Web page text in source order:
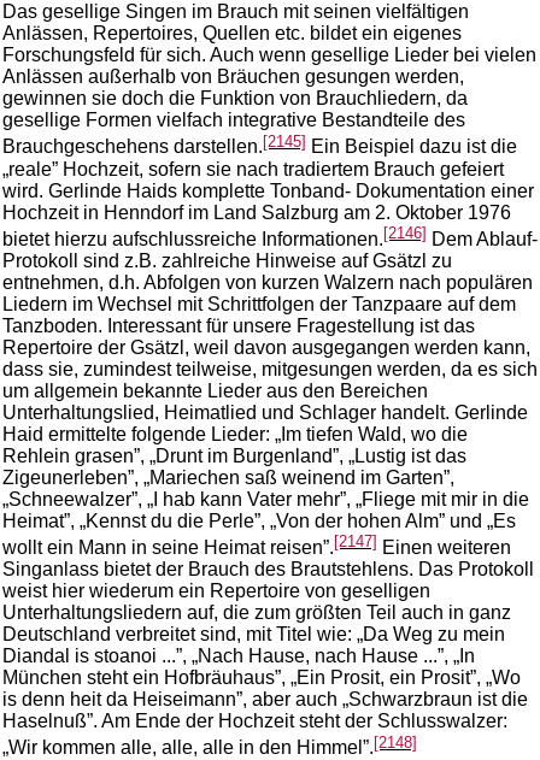
Das gesellige Singen im Brauch mit seinen vielfältigen
Anlässen, Repertoires, Quellen etc. bildet ein eigenes
Forschungsfeld für sich. Auch wenn gesellige Lieder bei vielen
Anlässen außerhalb von Bräuchen gesungen werden,
gewinnen sie doch die Funktion von Brauchliedern, da
gesellige Formen vielfach integrative Bestandteile des
Brauchgeschehens darstellen.[2145] Ein Beispiel dazu ist die
„reale” Hochzeit, sofern sie nach tradiertem Brauch gefeiert
wird. Gerlinde Haids komplette Tonband- Dokumentation einer
Hochzeit in Henndorf im Land Salzburg am 2. Oktober 1976
bietet hierzu aufschlussreiche Informationen. [2146] Dem Ablauf-
Protokoll sind z.B. zahlreiche Hinweise auf Gsätzl zu
entnehmen, d.h. Abfolgen von kurzen Walzern nach populären
Liedern im Wechsel mit Schrittfolgen der Tanzpaare auf dem
Tanzboden. Interessant für unsere Fragestellung ist das
Repertoire der Gsätzl, weil davon ausgegangen werden kann,
dass sie, zumindest teilweise, mitgesungen werden, da es sich
um allgemein bekannte Lieder aus den Bereichen
Unterhaltungslied, Heimatlied und Schlager handelt. Gerlinde
Haid ermittelte folgende Lieder: „Im tiefen Wald, wo die
Rehlein grasen”, „Drunt im Burgenland”, „Lustig ist das
Zigeunerleben”, „Mariechen saß weinend im Garten”,
„Schneewalzer”, „I hab kann Vater mehr”, „Fliege mit mir in die
Heimat”, „Kennst du die Perle”, „Von der hohen Alm” und „Es
wollt ein Mann in seine Heimat reisen”. [2147] Einen weiteren
Singanlass bietet der Brauch des Brautstehlens. Das Protokoll
weist hier wiederum ein Repertoire von geselligen
Unterhaltungsliedern auf, die zum größten Teil auch in ganz
Deutschland verbreitet sind, mit Titel wie: „Da Weg zu mein
Diandal is stoanoi ...”, „Nach Hause, nach Hause ...”, „In
München steht ein Hofbräuhaus”, „Ein Prosit, ein Prosit”, „Wo
is denn heit da Heiseimann”, aber auch „Schwarzbraun ist die
Haselnuß”. Am Ende der Hochzeit steht der Schlusswalzer:
„Wir kommen alle, alle, alle in den Himmel”.[2148]